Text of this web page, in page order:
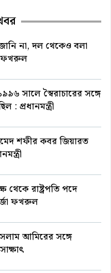
না, দল থেকেও বলা
ফখরুল
সালে স্বৈরাচারের সঙ্গে
: প্রধানমন্ত্রী
শফীর কবর জিয়ারত
থেকে রাষ্ট্রপতি পদে
ফখরুল
আমিরের সঙ্গে